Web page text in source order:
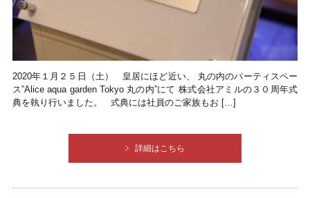
2020年１月２５日（土） 皇居にほど近い、 丸の内のパーティスペー
ス”Alice aqua garden Tokyo 丸の内”にて 株式会社アミルの３０周年式
典を執り行いました。 式典には社員のご家族もお […]
詳細はこちら